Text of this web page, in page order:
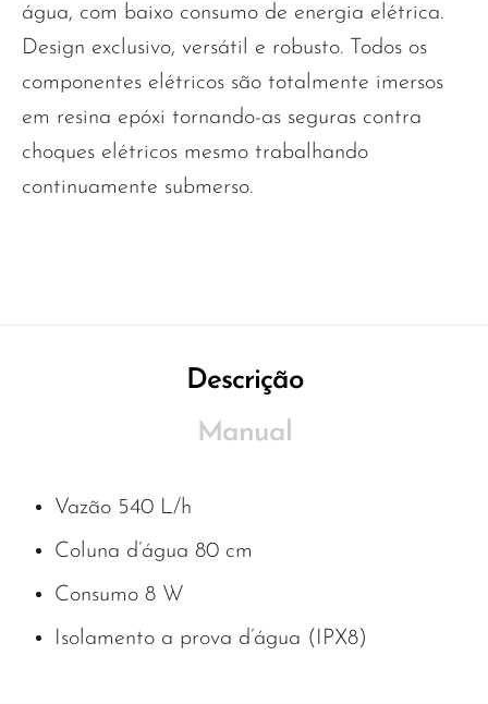
água, com baixo consumo de energia elétrica.
Design exclusivo, versátil e robusto. Todos os
componentes elétricos são totalmente imersos
em resina epóxi tornando-as seguras contra
choques elétricos mesmo trabalhando
continuamente submerso.
Descrição
Manual
Vazão 540 L/h
Coluna d’água 80 cm
Consumo 8 W
Isolamento a prova d’água (IPX8)